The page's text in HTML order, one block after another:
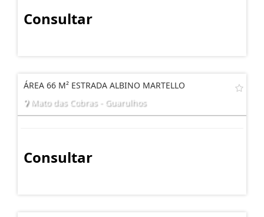
Consultar
ÁREA 66 M² ESTRADA ALBINO MARTELLO
Mato das Cobras - Guarulhos
Consultar